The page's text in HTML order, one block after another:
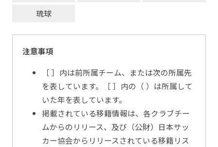
琉球
注意事項
［ ］内は前所属チーム、または次の所属先
を表しています。［ ］内の（ ）は所属して
いた年を表しています。
掲載されている移籍情報は、各クラブチー
ムからのリリース、及び（公財）日本サッ
カー協会からリリースされている移籍リス